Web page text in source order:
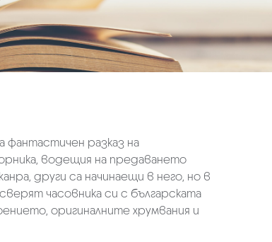
фантастичен разказ на
водещия на предаването
други са начинаещи в него, но в
часовника си с българската
оригиналните хрумвания и